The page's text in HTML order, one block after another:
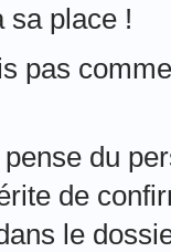
sa place !
pas
du
de
le